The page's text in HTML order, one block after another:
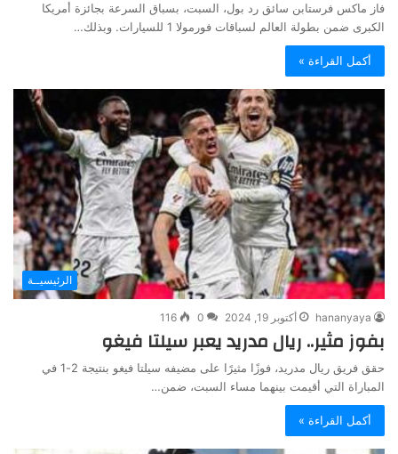
فاز ماكس فرستابن سائق رد بول، السبت، بسباق السرعة بجائزة أمريكا
الكبرى ضمن بطولة العالم لسباقات فورمولا 1 للسيارات. وبذلك…
أكمل القراءة »
الرئيسيــة
hananyaya أكتوبر 19, 2024 0
116
بفوز مثير.. ريال مدريد يعبر سيلتا فيغو
حقق فريق ريال مدريد، فوزًا مثيرًا على مضيفه سيلتا فيغو بنتيجة 2-1 في
المباراة التي أقيمت بينهما مساء السبت، ضمن…
أكمل القراءة »